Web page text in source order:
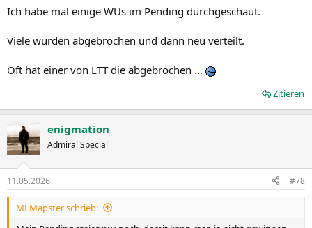
Ich habe mal einige WUs im Pending durchgeschaut.
Viele wurden abgebrochen und dann neu verteilt.
Oft hat einer von LTT die abgebrochen ...
Zitieren
enigmation
Admiral Special
11.05.2026 #78
MLMapster schrieb: